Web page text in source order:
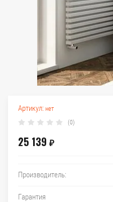
Артикул: нет
(0)
25 139 ₽
Производитель:
Гарантия